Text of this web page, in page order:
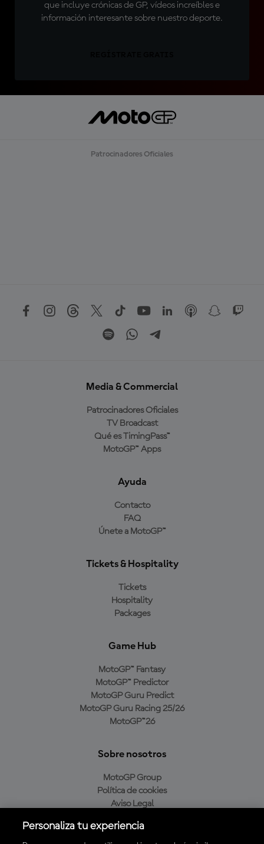
que incluye crónicas de GP, vídeos increíbles e
información interesante sobre nuestro deporte.
Patrocinadores Oficiales
Media & Commercial
Patrocinadores Oficiales
TV Broadcast
Qué es TimingPass™
MotoGP™ Apps
Ayuda
Contacto
FAQ
Únete a MotoGP™
Tickets & Hospitality
Tickets
Hospitality
Packages
Game Hub
MotoGP™ Fantasy
MotoGP™ Predictor
MotoGP Guru Predict
MotoGP Guru Racing 25/26
MotoGP™26
Sobre nosotros
MotoGP Group
Política de cookies
Aviso Legal
Política de compra
Personaliza tu experiencia